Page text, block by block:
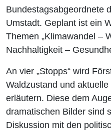
Bundestagsabgeordnete
Umstadt. Geplant ist ein
Themen „Klimawandel –
Nachhaltigkeit –
An vier „Stopps“ wird
Waldzustand und
erläutern. Diese dem
dramatischen Bilder sind
Diskussion mit den